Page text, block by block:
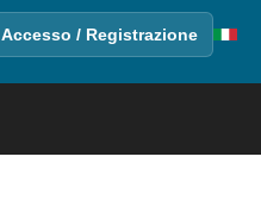
Accesso / Registrazione